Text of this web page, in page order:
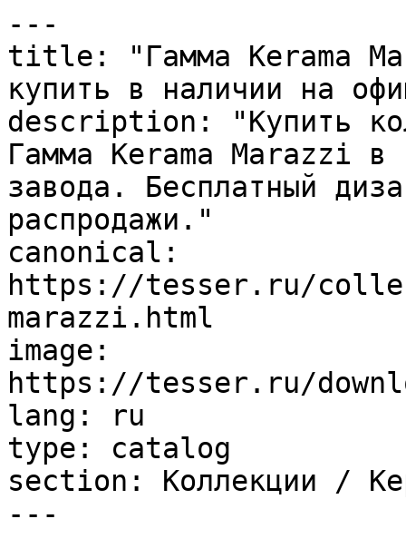
---
title: "Гамма Kerama
купить в наличии на
description: "Купить
Гамма Kerama Marazzi в
завода. Бесплатный
распродажи."
canonical:
https://tesser.ru/
marazzi.html
image:
https://tesser.ru/
lang: ru
type: catalog
section: Коллекции /
---